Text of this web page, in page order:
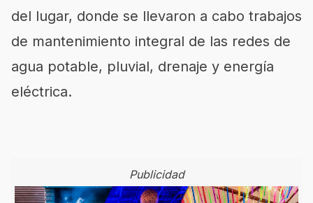
del lugar, donde se llevaron a cabo trabajos
de mantenimiento integral de las redes de
agua potable, pluvial, drenaje y energía
eléctrica.
Publicidad